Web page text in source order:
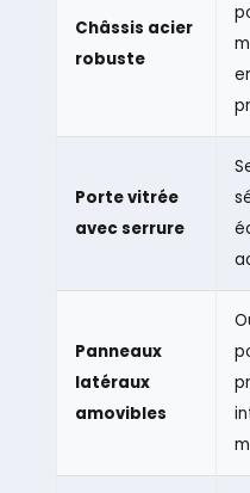
Châssis acier
robuste
Porte vitrée
avec serrure
Panneaux
latéraux
amovibles